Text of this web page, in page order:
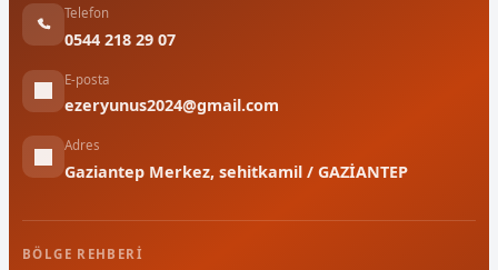
Telefon
0544 218 29 07
E-posta
ezeryunus2024@gmail.com
Adres
Gaziantep Merkez, sehitkamil / GAZİANTEP
BÖLGE REHBERI